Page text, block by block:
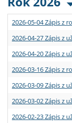
2026-05-04 Zápis z
2026-04-27 Zápis z
2026-04-20 Zápis z
2026-03-16 Zápis z
2026-03-09 Zápis z
2026-03-02 Zápis z
2026-02-23 Zápis z